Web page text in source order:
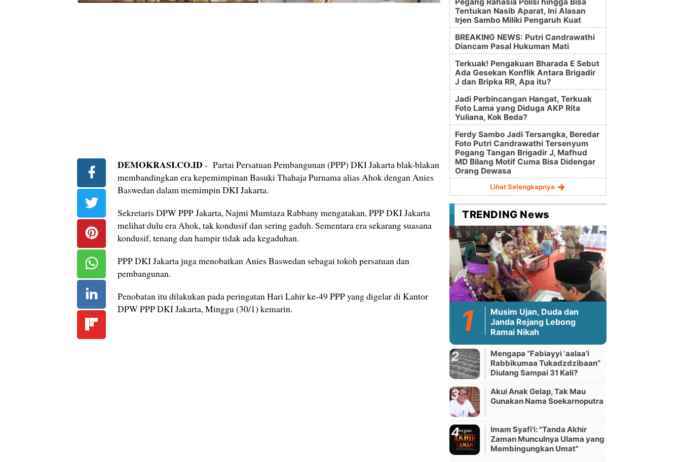
DEMOKRASI.CO.ID - Partai Persatuan Pembangunan (PPP) DKI Jakarta blak-blakan
membandingkan era kepemimpinan Basuki Thahaja Purnama alias Ahok dengan Anies
Baswedan dalam memimpin DKI Jakarta.
Sekretaris DPW PPP Jakarta, Najmi Mumtaza Rabbany mengatakan, PPP DKI Jakarta
melihat dulu era Ahok, tak kondusif dan sering gaduh. Sementara era sekarang suasana
kondusif, tenang dan hampir tidak ada kegaduhan.
PPP DKI Jakarta juga menobatkan Anies Baswedan sebagai tokoh persatuan dan
pembangunan.
Penobatan itu dilakukan pada peringatan Hari Lahir ke-49 PPP yang digelar di Kantor
DPW PPP DKI Jakarta, Minggu (30/1) kemarin.
Tentukan Nasib Aparat, Ini Alasan
Irjen Sambo Miliki Pengaruh Kuat
BREAKING NEWS: Putri Candrawathi
Diancam Pasal Hukuman Mati
Terkuak! Pengakuan Bharada E Sebut
Ada Gesekan Konflik Antara Brigadir
J dan Bripka RR, Apa itu?
Jadi Perbincangan Hangat, Terkuak
Foto Lama yang Diduga AKP Rita
Yuliana, Kok Beda?
Ferdy Sambo Jadi Tersangka, Beredar
Foto Putri Candrawathi Tersenyum
Pegang Tangan Brigadir J, Mafhud
MD Bilang Motif Cuma Bisa Didengar
Orang Dewasa
Lihat Selengkapnya
TRENDING News
Musim Ujan, Duda dan
Janda Rejang Lebong
Ramai Nikah
Mengapa “Fabiayyi ‘aalaa’i
Rabbikumaa Tukadzdzibaan”
Diulang Sampai 31 Kali?
Akui Anak Gelap, Tak Mau
Gunakan Nama Soekarnoputra
Imam Syafi'i: "Tanda Akhir
Zaman Munculnya Ulama yang
Membingungkan Umat"